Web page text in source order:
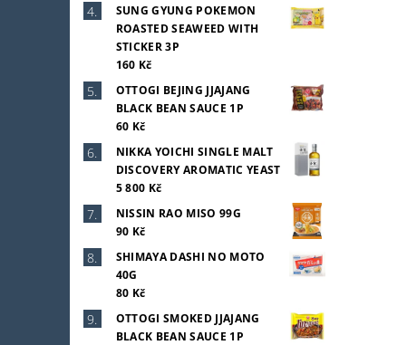
SUNG GYUNG POKEMON
ROASTED SEAWEED WITH
STICKER 3P
160 Kč
OTTOGI BEJING JJAJANG
BLACK BEAN SAUCE 1P
60 Kč
NIKKA YOICHI SINGLE MALT
DISCOVERY AROMATIC YEAST
5 800 Kč
NISSIN RAO MISO 99G
90 Kč
SHIMAYA DASHI NO MOTO
40G
80 Kč
OTTOGI SMOKED JJAJANG
BLACK BEAN SAUCE 1P